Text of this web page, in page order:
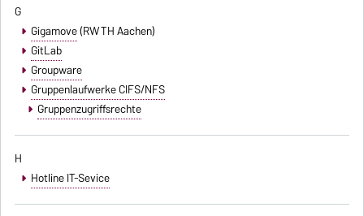
G
Gigamove(RWTH Aachen)
GitLab
Groupware
Gruppenlaufwerke CIFS/NFS
Gruppenzugriffsrechte
H
Hotline IT-Sevice